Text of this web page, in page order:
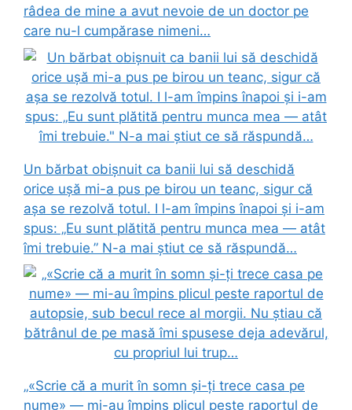
râdea de mine a avut nevoie de un doctor pe
care nu-l cumpărase nimeni…
Un bărbat obișnuit ca banii lui să deschidă
orice ușă mi-a pus pe birou un teanc, sigur că
așa se rezolvă totul. I l-am împins înapoi și i-am
spus: „Eu sunt plătită pentru munca mea — atât
îmi trebuie.” N-a mai știut ce să răspundă…
„«Scrie că a murit în somn și-ți trece casa pe
nume» — mi-au împins plicul peste raportul de